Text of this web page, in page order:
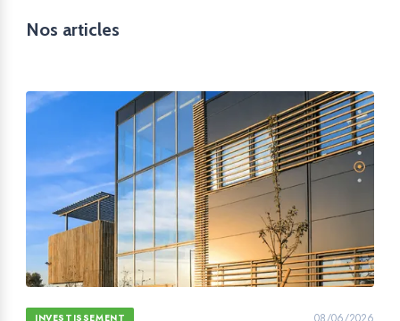
Nos articles
INVESTISSEMENT